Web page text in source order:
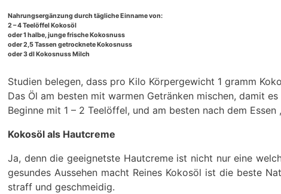
Nahrungsergänzung durch tägliche Einname von:
2 – 4 Teelöffel Kokosöl
oder 1 halbe, junge frische Kokosnuss
oder 2,5 Tassen getrocknete Kokosnuss
oder 3 dl Kokosnuss Milch
Studien belegen, dass pro Kilo Körpergewicht 1 gramm
Das Öl am besten mit warmen Getränken mischen, damit
Beginne mit 1 – 2 Teelöffel, und am besten nach dem
Kokosöl als Hautcreme
Ja, denn die geeignetste Hautcreme ist nicht nur eine
gesundes Aussehen macht Reines Kokosöl ist die beste
straff und geschmeidig.